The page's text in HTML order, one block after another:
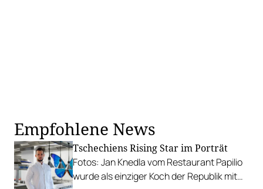
Empfohlene News
Tschechiens Rising Star im Porträt
Fotos: Jan Knedla vom Restaurant Papilio
wurde als einziger Koch der Republik mit